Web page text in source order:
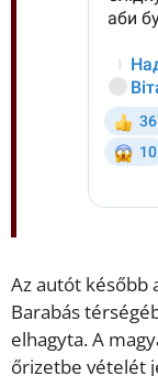
Az autót később
Barabás
elhagyta. A
őrizetbe vételét